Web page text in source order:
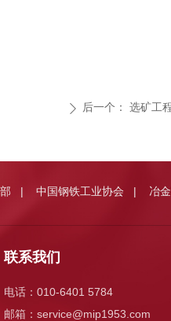
ꄲ 后一个： 选矿工
联系我们
电话：010-6401 5784
邮箱： service@mip1953.com
| 中国钢铁工业协会 | 冶